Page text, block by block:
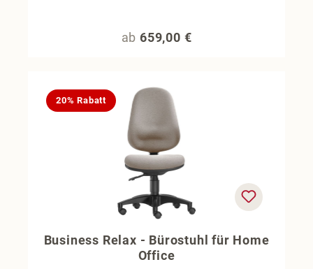
Regulärer Preis:
ab 659,00 €
20% Rabatt
Business Relax - Bürostuhl für Home
Office